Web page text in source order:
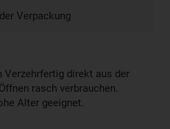
Verpackung
Verzehrfertig direkt aus der
rasch verbrauchen.
Alter geeignet.